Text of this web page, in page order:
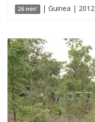
26 min' | Guinea | 2012